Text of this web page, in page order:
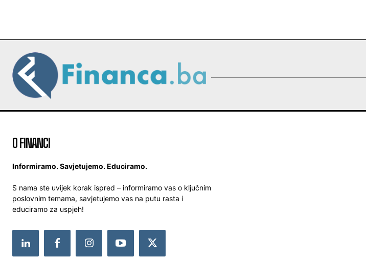
O FINANCI
Informiramo. Savjetujemo. Educiramo.
S nama ste uvijek korak ispred – informiramo vas o ključnim
poslovnim temama, savjetujemo vas na putu rasta i
educiramo za uspjeh!